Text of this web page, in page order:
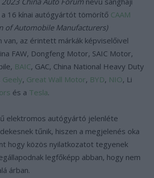
16 kínai autógyártót tömörítő CAAM
of Automobile Manufacturers)
van, az érintett márkák képviselőivel
FAW, Dongfeng Motor, SAIC Motor,
BAIC, GAC, China National Heavy Duty
Geely, Great Wall Motor, BYD, NIO, Li
és a Tesla.
elektromos autógyártó jelenléte
tűnik, hiszen a megjelenés oka
hogy közös nyilatkozatot tegyenek
legfőképp abban, hogy nem
árban.